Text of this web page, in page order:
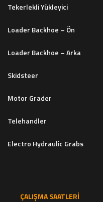
Tekerlekli Yükleyici
Loader Backhoe – Ön
Loader Backhoe – Arka
Skidsteer
Motor Grader
Telehandler
Electro Hydraulic Grabs
ÇALIŞMA SAATLERI